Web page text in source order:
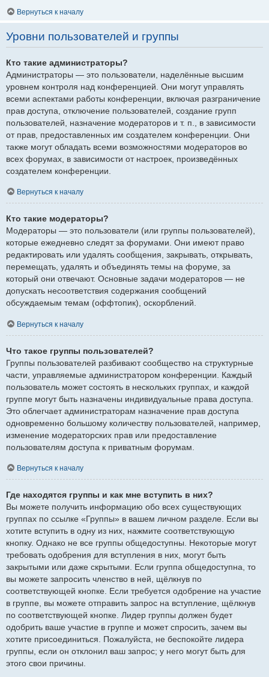
Вернуться к началу
Уровни пользователей и группы
Кто такие администраторы?
Администраторы — это пользователи, наделённые высшим
уровнем контроля над конференцией. Они могут управлять
всеми аспектами работы конференции, включая разграничение
прав доступа, отключение пользователей, создание групп
пользователей, назначение модераторов и т. п., в зависимости
от прав, предоставленных им создателем конференции. Они
также могут обладать всеми возможностями модераторов во
всех форумах, в зависимости от настроек, произведённых
создателем конференции.
Вернуться к началу
Кто такие модераторы?
Модераторы — это пользователи (или группы пользователей),
которые ежедневно следят за форумами. Они имеют право
редактировать или удалять сообщения, закрывать, открывать,
перемещать, удалять и объединять темы на форуме, за
который они отвечают. Основные задачи модераторов — не
допускать несоответствия содержания сообщений
обсуждаемым темам (оффтопик), оскорблений.
Вернуться к началу
Что такое группы пользователей?
Группы пользователей разбивают сообщество на структурные
части, управляемые администратором конференции. Каждый
пользователь может состоять в нескольких группах, и каждой
группе могут быть назначены индивидуальные права доступа.
Это облегчает администраторам назначение прав доступа
одновременно большому количеству пользователей, например,
изменение модераторских прав или предоставление
пользователям доступа к приватным форумам.
Вернуться к началу
Где находятся группы и как мне вступить в них?
Вы можете получить информацию обо всех существующих
группах по ссылке «Группы» в вашем личном разделе. Если вы
хотите вступить в одну из них, нажмите соответствующую
кнопку. Однако не все группы общедоступны. Некоторые могут
требовать одобрения для вступления в них, могут быть
закрытыми или даже скрытыми. Если группа общедоступна, то
вы можете запросить членство в ней, щёлкнув по
соответствующей кнопке. Если требуется одобрение на участие
в группе, вы можете отправить запрос на вступление, щёлкнув
по соответствующей кнопке. Лидер группы должен будет
одобрить ваше участие в группе и может спросить, зачем вы
хотите присоединиться. Пожалуйста, не беспокойте лидера
группы, если он отклонил ваш запрос; у него могут быть для
этого свои причины.